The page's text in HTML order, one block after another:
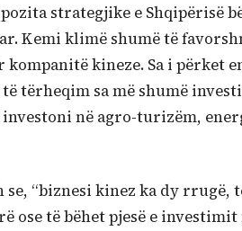
strategjike e Shqipërisë
Kemi klimë shumë të
kompanitë kineze. Sa i përket
tërheqim sa më shumë
investoni në agro-turizëm,
“biznesi kinez ka dy rrugë,
ose të bëhet pjesë e